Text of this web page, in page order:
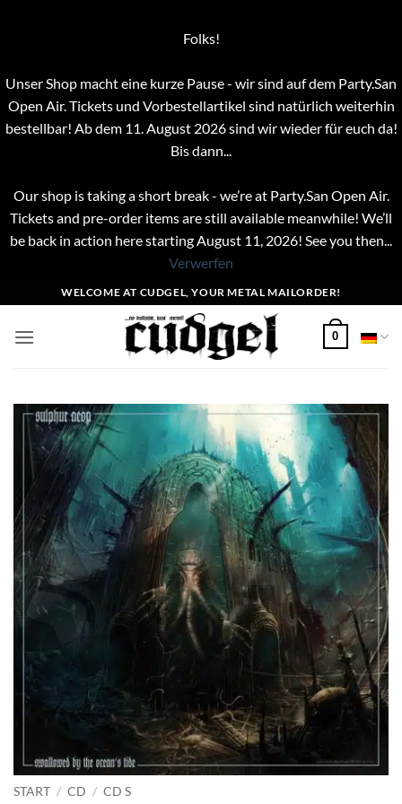
Folks!
Unser Shop macht eine kurze Pause - wir sind auf dem Party.San
Open Air. Tickets und Vorbestellartikel sind natürlich weiterhin
bestellbar! Ab dem 11. August 2026 sind wir wieder für euch da!
Bis dann...
Our shop is taking a short break - we’re at Party.San Open Air.
Tickets and pre-order items are still available meanwhile! We’ll
be back in action here starting August 11, 2026! See you then...
Verwerfen
Inhalt
springen
WELCOME AT CUDGEL, YOUR METAL MAILORDER!
0
START / CD / CD S